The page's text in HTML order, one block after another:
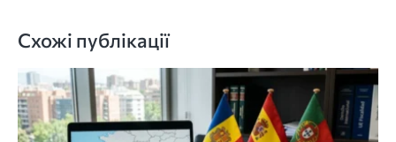
Схожі публікації